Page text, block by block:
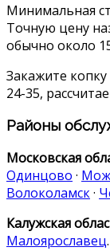
Минимальная
Точную цену
обычно около
Закажите
24-35,
Районы
Московская
Одинцово ·
Волоколамск·
Калужская
Малоярославец.